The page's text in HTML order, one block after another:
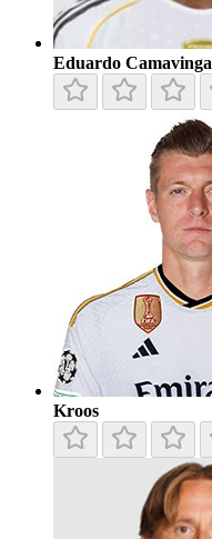
Eduardo Camavinga
Kroos